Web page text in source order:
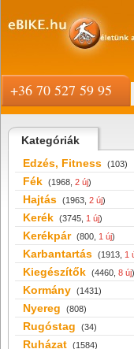
Kategóriák
Edzés, Fitness (103)
Fék (1968, 2 új)
Hajtás (1963, 2 új)
Kerék (3745, 1 új)
Kerékpár (800, 1 új)
Karbantartás (1913, 1
Kiegészítők (4460, 8 új)
Kormány (1431)
Nyereg (808)
Rugóstag (34)
Ruházat (1584)
+36 70 527 59 95